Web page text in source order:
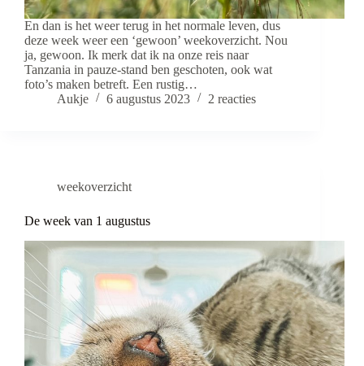
En dan is het weer terug in het normale leven, dus
deze week weer een ‘gewoon’ weekoverzicht. Nou
ja, gewoon. Ik merk dat ik na onze reis naar
Tanzania in pauze-stand ben geschoten, ook wat
foto’s maken betreft. Een rustig…
Aukje
6 augustus 2023 2 reacties
weekoverzicht
De week van 1 augustus